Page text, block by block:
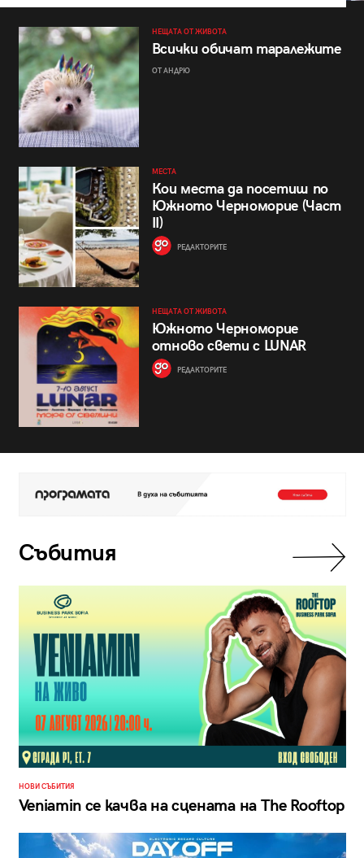
НЕЩАТА ОТ ЖИВОТА
Всички обичат таралежите
ОТ АНДРЮ
МЕСТА
Кои места да посетиш по
Южното Черноморие (Част
II)
РЕДАКТОРИТЕ
НЕЩАТА ОТ ЖИВОТА
Южното Черноморие
отново свети с LUNAR
РЕДАКТОРИТЕ
Събития
НОВИ СЪБИТИЯ
Veniamin се качва на сцената на The Rooftop